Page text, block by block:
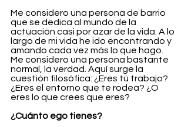
Me considero una persona de barrio
que se dedica al mundo de la
actuación casi por azar de la vida. A lo
largo de mi vida he ido encontrando y
amando cada vez más lo que hago.
Me considero una persona bastante
normal, la verdad. Aquí surge la
cuestión filosófica: ¿Eres tú trabajo?
¿Eres el entorno que te rodea? ¿O
eres lo que crees que eres?
¿Cuánto ego tienes?